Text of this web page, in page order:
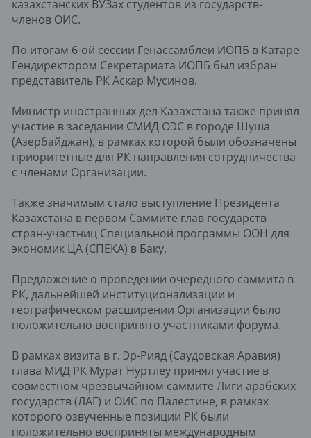
казахстанских ВУЗах студентов из государств-
членов ОИС.
По итогам 6-ой сессии Генассамблеи ИОПБ в Катаре
Гендиректором Секретариата ИОПБ был избран
представитель РК Аскар Мусинов.
Министр иностранных дел Казахстана также принял
участие в заседании СМИД ОЭС в городе Шуша
(Азербайджан), в рамках которой были обозначены
приоритетные для РК направления сотрудничества
с членами Организации.
Также значимым стало выступление Президента
Казахстана в первом Саммите глав государств
стран-участниц Специальной программы ООН для
экономик ЦА (СПЕКА) в Баку.
Предложение о проведении очередного саммита в
РК, дальнейшей институционализации и
географическом расширении Организации было
положительно воспринято участниками форума.
В рамках визита в г. Эр-Рияд (Саудовская Аравия)
глава МИД РК Мурат Нуртлеу принял участие в
совместном чрезвычайном саммите Лиги арабских
государств (ЛАГ) и ОИС по Палестине, в рамках
которого озвученные позиции РК были
положительно восприняты международным